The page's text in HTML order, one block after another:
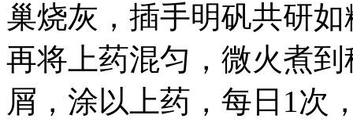
巢烧灰，插手明矾共研
再将上药混匀，微火煮
屑，涂以上药，每日1次